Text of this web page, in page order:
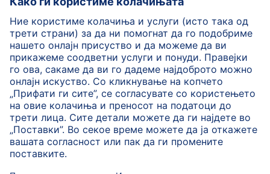
HiPP Млечни формули
HiPP Храна за бебиња
HiPP за деца
HiPP Нега за кожа
HiPP Бременост
Политика на приватност
Услови на користење
Импринт
Повеќе за HiPP Контакт